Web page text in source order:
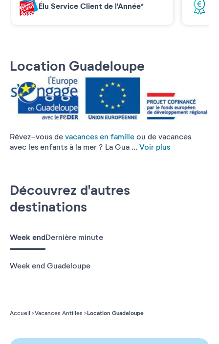
Location Guadeloupe
Rêvez-vous de vacances en famille ou de vacances
avec les enfants à la mer ? La Gua ... Voir plus
Élu Service Client de l'Année*
Découvrez d'autres
destinations
Week endDernière minute
Week end Guadeloupe
Accueil Vacances Antilles Location Guadeloupe